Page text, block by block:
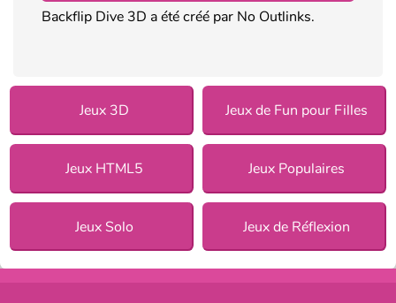
Backflip Dive 3D a été créé par No Outlinks.
Jeux 3D Jeux de Fun pour Filles
Jeux HTML5 Jeux Populaires
Jeux Solo Jeux de Réflexion